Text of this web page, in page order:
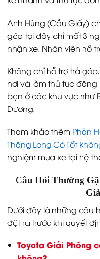
Anh Hùng (Cầu Giấy)
góp tại đây chỉ mất 3
nhận xe. Nhân viên hỗ
Không chỉ hỗ trợ trả
nơi và làm thủ tục đăng
bạn ở các khu vực như
Dương.
Tham khảo thêm Phản
Thăng Long Có Tốt
nghiệm mua xe tại hệ
Câu Hỏi Thường
Dưới đây là những câu
đặt ra trước khi quyết
Toyota Giải Phóng